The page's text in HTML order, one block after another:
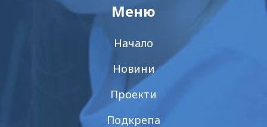
Меню
Начало
Новини
Проекти
Подкрепа